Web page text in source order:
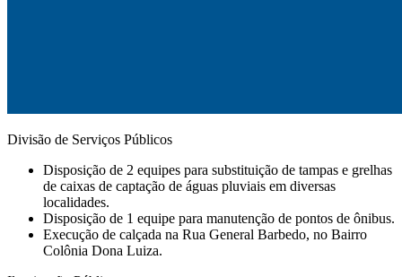
Divisão de Serviços Públicos
Disposição de 2 equipes para substituição de tampas e grelhas
de caixas de captação de águas pluviais em diversas
localidades.
Disposição de 1 equipe para manutenção de pontos de ônibus.
⁠Execução de calçada na Rua General Barbedo, no Bairro
Colônia Dona Luiza.